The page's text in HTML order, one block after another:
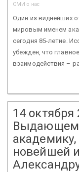
СМИ о нас
Один из виднейших
мировым именем
сегодня 85-летие.
убежден, что
взаимодействия –
14
новейшей